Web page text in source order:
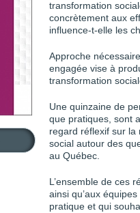
transformation
concrètement aux
influence-t-elle les
Approche
engagée vise à
transformation
Une quinzaine de
que pratiques, sont
regard réflexif sur la
social autour des
au Québec.
L’ensemble de ces
ainsi qu’aux
pratique et qui